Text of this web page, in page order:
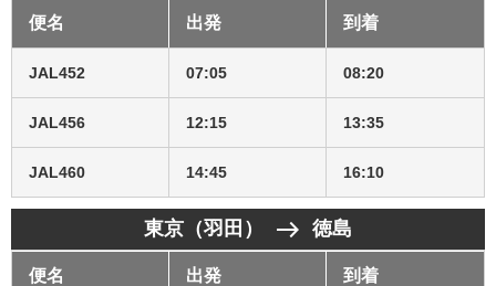
便名 出発 到着
JAL452 07:05 08:20
JAL456 12:15 13:35
JAL460 14:45 16:10
東京（羽田） east 徳島
便名 出発 到着